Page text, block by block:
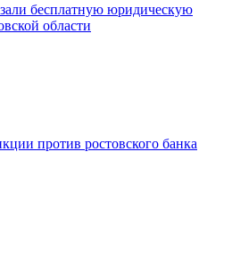
бесплатную юридическую
области
против ростовского банка